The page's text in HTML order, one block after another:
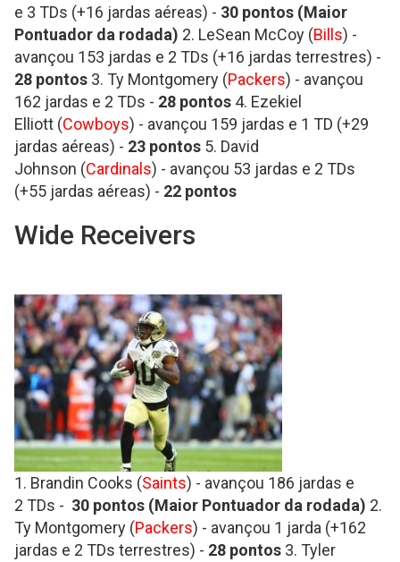
e 3 TDs (+16 jardas aéreas) - 30 pontos (Maior
Pontuador da rodada) 2. LeSean McCoy (Bills) -
avançou 153 jardas e 2 TDs (+16 jardas terrestres) -
28 pontos 3. Ty Montgomery (Packers) - avançou
162 jardas e 2 TDs - 28 pontos 4. Ezekiel
Elliott (Cowboys) - avançou 159 jardas e 1 TD (+29
jardas aéreas) - 23 pontos 5. David
Johnson (Cardinals) - avançou 53 jardas e 2 TDs
(+55 jardas aéreas) - 22 pontos
Wide Receivers
1. Brandin Cooks (Saints) - avançou 186 jardas e
2 TDs - 30 pontos (Maior Pontuador da rodada) 2.
Ty Montgomery (Packers) - avançou 1 jarda (+162
jardas e 2 TDs terrestres) - 28 pontos 3. Tyler